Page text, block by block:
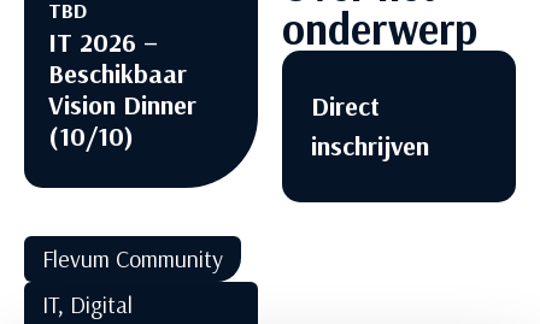
TBD
IT 2026 –
Beschikbaar
Vision Dinner
(10/10)
Flevum Community
IT, Digital
onderwerp
Direct
inschrijven